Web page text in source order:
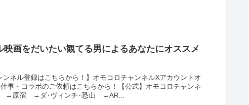
画をだいたい観てる男によるあなたにオススメ
ネル登録はこちらから！】オモコロチャンネルXアカウントオ
事・コラボのご依頼はこちらから！【公式】オモコロチャンネ
→原宿 →ダ･ヴィンチ･恐山 →AR...